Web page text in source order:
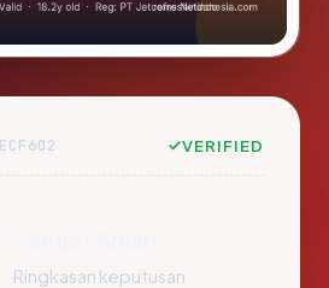
VERIFIED
Ringkasan keputusan